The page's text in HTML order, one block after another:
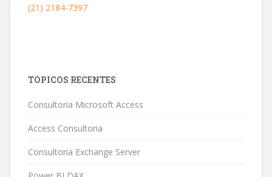
(21) 2184-7397
TÓPICOS RECENTES
Consultoria Microsoft Access
Access Consultoria
Consultoria Exchange Server